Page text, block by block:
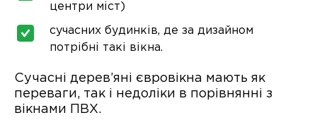
центри міст)
сучасних будинків, де за дизайном
потрібні такі вікна.
Сучасні дерев’яні євровікна мають як
переваги, так і недоліки в порівнянні з
вікнами ПВХ.